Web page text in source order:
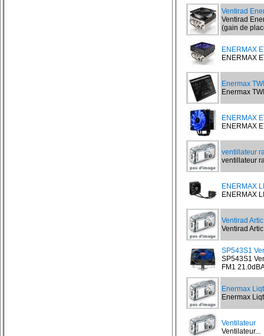
Ventirad
Ventirad
(gain de
ENERMAX
ENERMAX
Enermax
Enermax
ENERMAX
ENERMAX
ventillateur
ventillateur
ENERMAX
ENERMAX
Ventirad
Ventirad
SP543S1
SP543S1
FM1
Enermax
Enermax
Ventilateur
Ventilateur...